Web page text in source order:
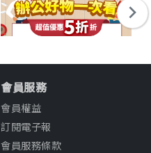
會員服務
會員權益
訂閱電子報
會員服務條款